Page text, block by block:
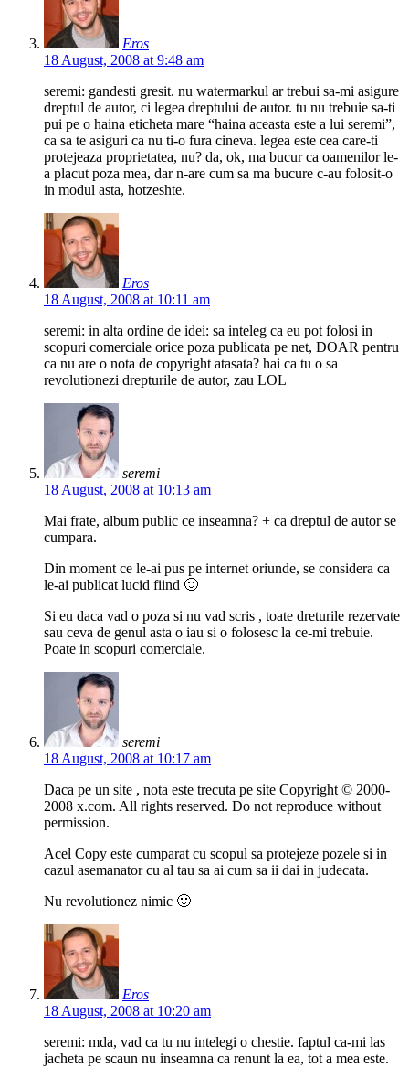
Eros
18 August, 2008 at 9:48 am
seremi: gandesti gresit. nu watermarkul ar trebui sa-mi asigure
dreptul de autor, ci legea dreptului de autor. tu nu trebuie sa-ti
pui pe o haina eticheta mare “haina aceasta este a lui seremi”,
ca sa te asiguri ca nu ti-o fura cineva. legea este cea care-ti
protejeaza proprietatea, nu? da, ok, ma bucur ca oamenilor le-
a placut poza mea, dar n-are cum sa ma bucure c-au folosit-o
in modul asta, hotzeshte.
Eros
18 August, 2008 at 10:11 am
seremi: in alta ordine de idei: sa inteleg ca eu pot folosi in
scopuri comerciale orice poza publicata pe net, DOAR pentru
ca nu are o nota de copyright atasata? hai ca tu o sa
revolutionezi drepturile de autor, zau LOL
seremi
18 August, 2008 at 10:13 am
Mai frate, album public ce inseamna? + ca dreptul de autor se
cumpara.
Din moment ce le-ai pus pe internet oriunde, se considera ca
le-ai publicat lucid fiind 🙂
Si eu daca vad o poza si nu vad scris , toate dreturile rezervate
sau ceva de genul asta o iau si o folosesc la ce-mi trebuie.
Poate in scopuri comerciale.
seremi
18 August, 2008 at 10:17 am
Daca pe un site , nota este trecuta pe site Copyright © 2000-
2008 x.com. All rights reserved. Do not reproduce without
permission.
Acel Copy este cumparat cu scopul sa protejeze pozele si in
cazul asemanator cu al tau sa ai cum sa ii dai in judecata.
Nu revolutionez nimic 🙂
Eros
18 August, 2008 at 10:20 am
seremi: mda, vad ca tu nu intelegi o chestie. faptul ca-mi las
jacheta pe scaun nu inseamna ca renunt la ea, tot a mea este.